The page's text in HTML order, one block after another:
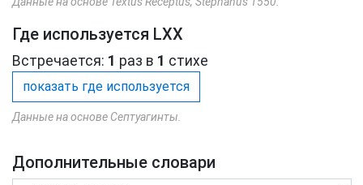
Где используется LXX
Встречается: 1 раз в 1 стихе
показать где используется
Данные на основе Септуагинты.
Дополнительные словари